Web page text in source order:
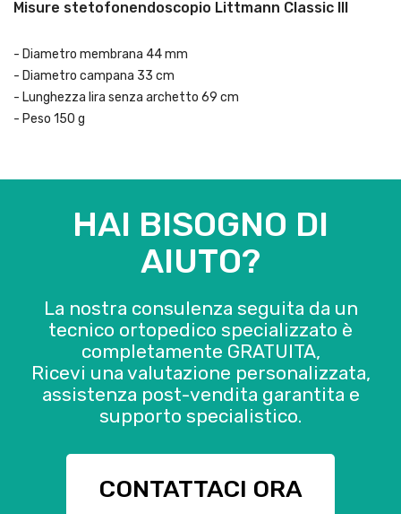
Misure stetofonendoscopio Littmann Classic III
- Diametro membrana 44 mm
- Diametro campana 33 cm
- Lunghezza lira senza archetto 69 cm
- Peso 150 g
HAI BISOGNO DI
AIUTO?
La nostra consulenza seguita da un
tecnico ortopedico specializzato è
completamente GRATUITA,
Ricevi una valutazione personalizzata,
assistenza post-vendita garantita e
supporto specialistico.
CONTATTACI ORA